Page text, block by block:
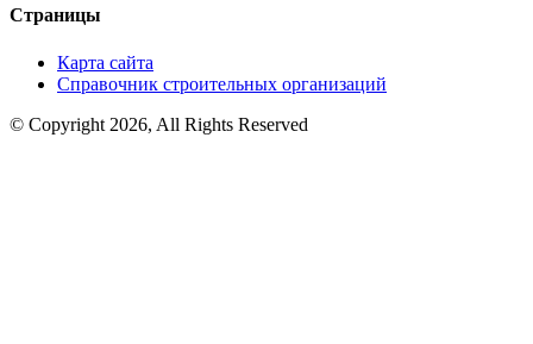
Страницы
Карта сайта
Справочник строительных организаций
© Copyright 2026, All Rights Reserved